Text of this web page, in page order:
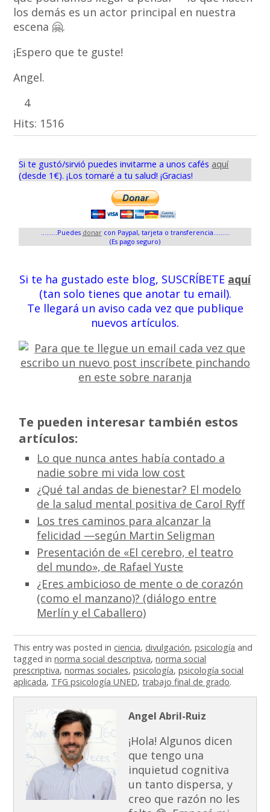
los demás es un actor principal en nuestra
escena 🤗.
¡Espero que te guste!
Angel.
4
Hits: 1516
Si te gustó/sirvió puedes invitarme a unos cafés aquí
(desde 1€). ¡Los tomaré a tu salud! ¡Gracias!
.........Puedes donarcon Paypal, tarjeta o transferencia.........
(Es pago seguro)
Si te ha gustado este blog, SUSCRÍBETE aquí
(tan solo tienes que anotar tu email).
Te llegará un aviso cada vez que publique
nuevos artículos.
Te pueden interesar también estos
artículos:
Lo que nunca antes había contado a
nadie sobre mi vida low cost
¿Qué tal andas de bienestar? El modelo
de la salud mental positiva de Carol Ryff
Los tres caminos para alcanzar la
felicidad —según Martin Seligman
Presentación de «El cerebro, el teatro
del mundo», de Rafael Yuste
¿Eres ambicioso de mente o de corazón
(como el manzano)? (diálogo entre
Merlín y el Caballero)
This entry was posted inciencia, divulgación,psicología and
tagged innorma social descriptiva,norma social
prescriptiva,normas sociales,psicología,psicología social
aplicada, TFG psicología UNED,trabajo final de grado.
Angel Abril-Ruiz
¡Hola! Algunos dicen
que tengo una
inquietud cognitiva
un tanto dispersa, y
creo que razón no les